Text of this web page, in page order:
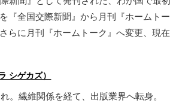
『全国交際新聞』から月刊『ホームトー
らに月刊『ホームトーク』へ変更、現在
シゲカズ）
。繊維関係を経て、出版業界へ転身。